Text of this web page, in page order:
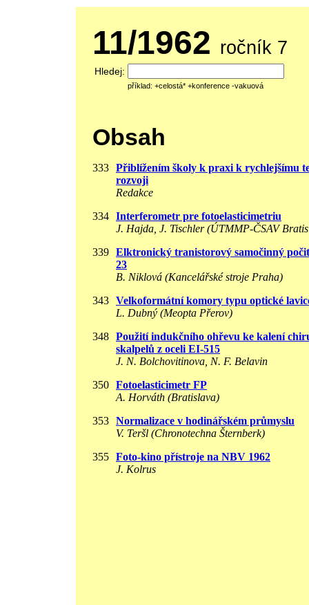
11/1962 ročník 7
Hledej:
příklad: +celostá* +konference -vakuová
Obsah
333 Přiblížením školy k praxi k rychlejšímu
rozvoji
Redakce
334 Interferometr pre fotoelasticimetriu
J. Hajda, J. Tischler (ÚTMMP-ČSAV
339 Elktronický tranistorový samočinný
23
B. Niklová (Kancelářské stroje Praha)
343 Velkoformátní komory typu optické
L. Dubný (Meopta Přerov)
348 Použití indukčního ohřevu ke kalení
skalpelů z oceli EI-515
J. N. Bolchovitinova, N. F. Belavin
350 Fotoelasticimetr FP
A. Horváth (Bratislava)
353 Normalizace v hodinářském průmyslu
V. Teršl (Chronotechna Šternberk)
355 Foto-kino přístroje na NBV 1962
J. Kolrus